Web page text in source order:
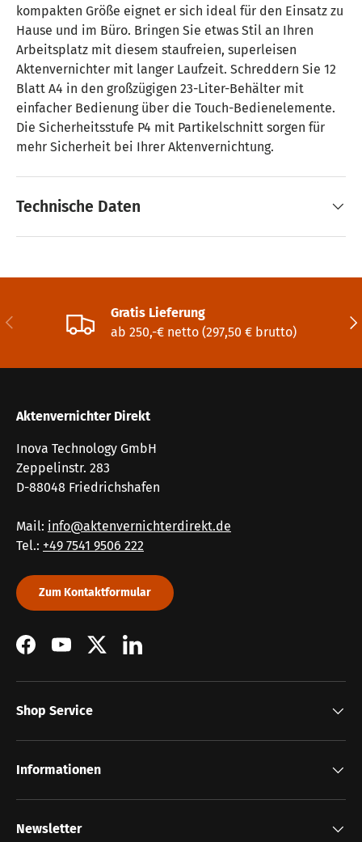
kompakten Größe eignet er sich ideal für den Einsatz zu
Hause und im Büro. Bringen Sie etwas Stil an Ihren
Arbeitsplatz mit diesem staufreien, superleisen
Aktenvernichter mit langer Laufzeit. Schreddern Sie 12
Blatt A4 in den großzügigen 23-Liter-Behälter mit
einfacher Bedienung über die Touch-Bedienelemente.
Die Sicherheitsstufe P4 mit Partikelschnitt sorgen für
mehr Sicherheit bei Ihrer Aktenvernichtung.
Technische Daten
Vorherige
Gratis Lieferung
ab 250,-€ netto (297,50 € brutto)
Aktenvernichter Direkt
Inova Technology GmbH
Zeppelinstr. 283
D-88048 Friedrichshafen
Mail: info@aktenvernichterdirekt.de
Tel.: +49 7541 9506 222
Zum Kontaktformular
FacebookYouTubeTwitterLinkedIn
Shop Service
Informationen
Newsletter